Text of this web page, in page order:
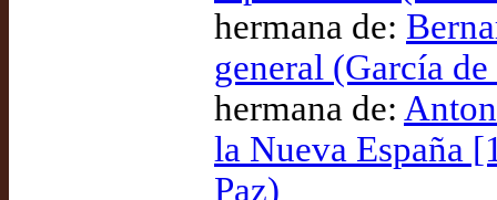
hermana de:
general (García de
hermana de:
la Nueva España
Paz)